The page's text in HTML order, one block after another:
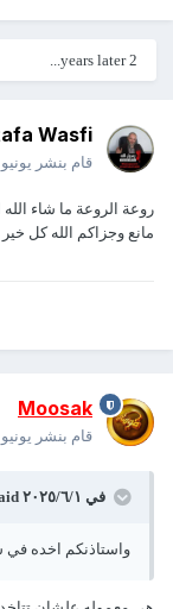
2 years later...
Wasfi
قام بنشر يونيو 1, 2025
روعة الروعة ما شاء
مانع وجزاكم الله كل خير
Moosak
قام بنشر يونيو 1, 2025
في ١‏/٦‏/٢٠٢٥ at 18:28,
واستاذنكم اخده